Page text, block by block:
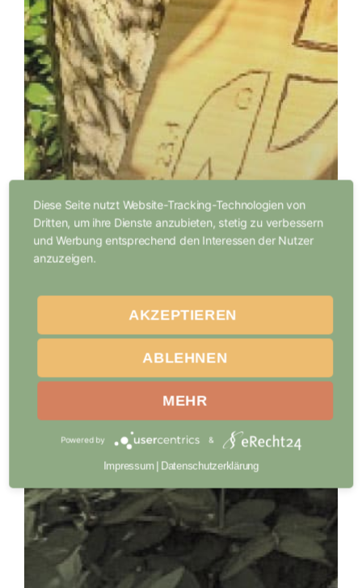
Diese Seite nutzt Website-Tracking-Technologien von
Dritten, um ihre Dienste anzubieten, stetig zu verbessern
und Werbung entsprechend den Interessen der Nutzer
anzuzeigen.
AKZEPTIEREN
ABLEHNEN
MEHR
Powered by &
Impressum | Datenschutzerklärung